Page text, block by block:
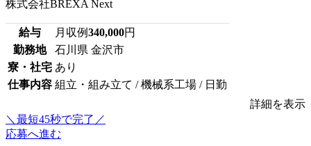
株式会社BREXA Next
給与 月収例340,000円
勤務地
石川県 金沢市
寮・社宅 あり
仕事内容 組立・組み立て / 機械系工場 / 日勤
詳細を表示
＼最短45秒で完了／
応募へ進む